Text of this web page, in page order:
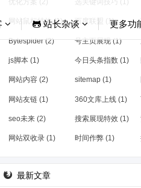
站长杂谈 更多功
网站鼠标特效 (1) 百度联盟 (1)
Bytespider (2) 号主页展现 (1)
js脚本 (1) 今日头条指数 (1)
网站内容 (2) sitemap (1)
网站友链 (1) 360文库上线 (1)
seo未来 (2) 搜索展现特效 (1)
网站双收录 (1) 时间作弊 (1)
最新文章